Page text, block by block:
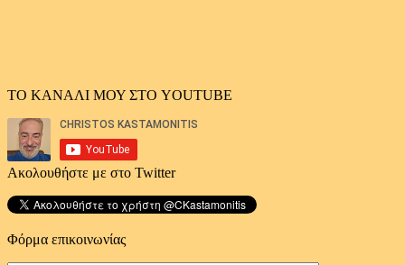
ΤΟ ΚΑΝΑΛΙ ΜΟΥ ΣΤΟ YOUTUBE
Ακολουθήστε με στο Twitter
Φόρμα επικοινωνίας